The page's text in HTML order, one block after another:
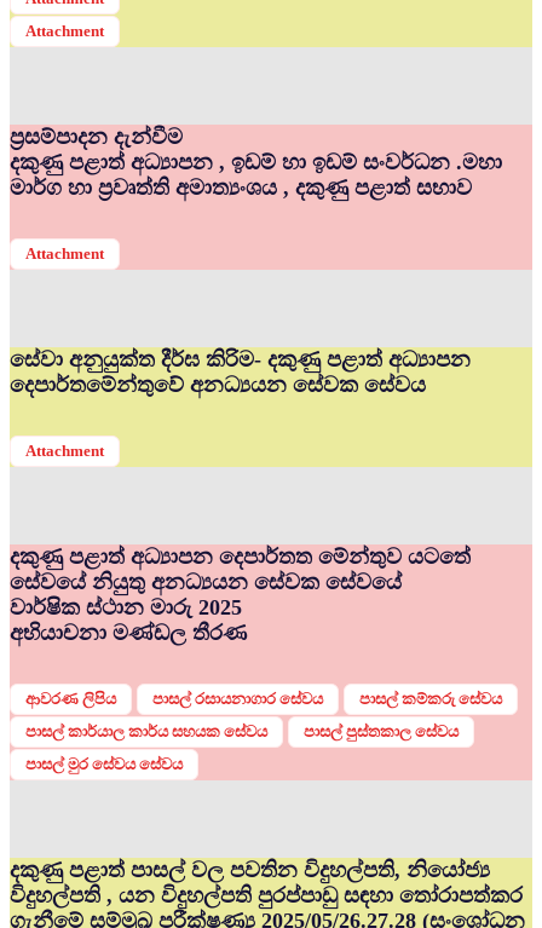
Attachment
ප්‍රසම්පාදන දැන්වීම
දකුණු පළාත් අධ්‍යාපන , ඉඩම් හා ඉඩම් සංවර්ධන .මහා
මාර්ග හා ප්‍රවෘත්ති අමාත්‍යංශය , දකුණු පළාත් සභාව
Attachment
සේවා අනුයුක්ත දීර්ඝ කිරිම- දකුණු පළාත් අධ්‍යාපන
දෙපාර්තමේන්තුවේ අනධ්‍යයන සේවක සේවය
Attachment
දකුණු පළාත් අධ්‍යාපන දෙපාර්තත මේන්තුව යටතේ
සේවයේ නියුතු අනධ්‍යයන සේවක සේවයේ
වාර්ෂික ස්ථාන මාරු 2025
අභියාචනා මණ්ඩල තීරණ
ආවරණ ලිපිය පාසල් රසායනාගාර සේවය
පාසල් කම්කරු සේවය
පාසල් කාර්යාල කාර්ය සහයක සේවය
පාසල් පුස්තකාල සේවය
පාසල් මුර සේවය සේවය
දකුණු පළාත් පාසල් වල පවතින විදුහල්පති, නියෝජ්‍ය
විදුහල්පති , යන විදුහල්පති පුරප්පාඩු සඳහා තෝරාපත්කර
ගැනීමේ සම්මුඛ පරීක්ෂණ්‍ය 2025/05/26.27.28 (සංශෝධන